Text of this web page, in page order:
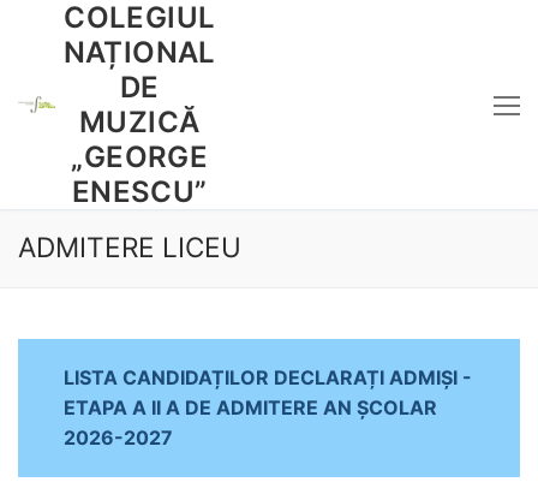
COLEGIUL
NAȚIONAL
DE
MUZICĂ
„GEORGE
ENESCU”
ADMITERE LICEU
LISTA CANDIDAȚILOR DECLARAȚI ADMIȘI -
ETAPA A II A DE ADMITERE AN ȘCOLAR
2026-2027